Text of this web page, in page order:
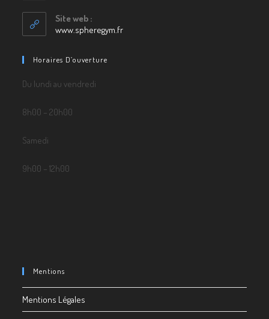
Site web :
www.spheregym.fr
Horaires D’ouverture
Du lundi au vendredi
8h00 – 20h00
Samedi
9h00 – 12h00
Mentions
Mentions Légales